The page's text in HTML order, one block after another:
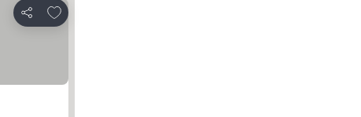
Sdílet
Přidat na seznam oblíbených hotelů